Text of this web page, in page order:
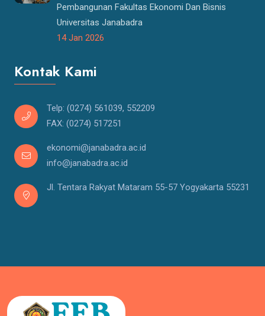
Pembangunan Fakultas Ekonomi Dan Bisnis
Universitas Janabadra
14 Jan 2026
Kontak Kami
Telp: (0274) 561039, 552209
FAX: (0274) 517251
ekonomi@janabadra.ac.id
info@janabadra.ac.id
Jl. Tentara Rakyat Mataram 55-57 Yogyakarta 55231